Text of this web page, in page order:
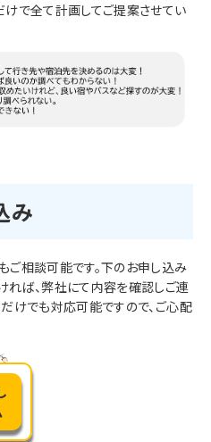
けで全て計画してご提案させてい
み
ご相談可能です。下のお申し込み
れば、弊社にて内容を確認しご連
けでも対応可能ですので、ご心配